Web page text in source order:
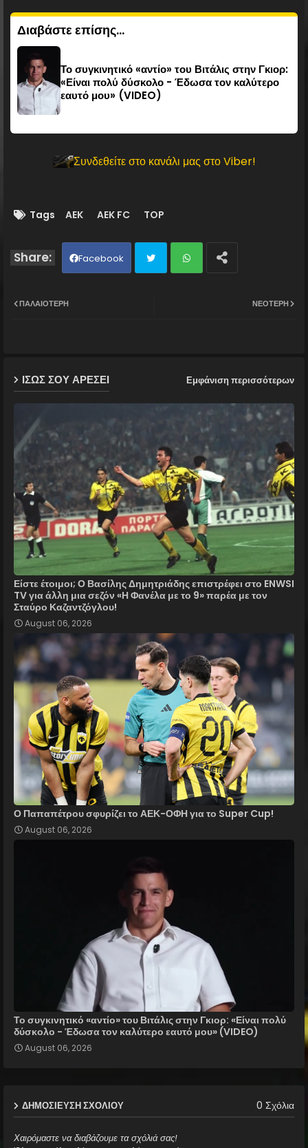
Διαβάστε επίσης...
Το συγκινητικό «αντίο» του Βιτάλις στην Γκιορ:
«Είναι πολύ δύσκολο - Έδωσα τον καλύτερο
εαυτό μου» (VIDEO)
Συνδεθείτε στο κανάλι μας στο Viber!
Tags AEK AEK FC TOP
Facebook
p
ΝΕΌΤΕΡΗ
ΠΑΛΑΙΌΤΕΡΗ
ΙΣΩΣ ΣΟΥ ΑΡΕΣΕΙ Εμφάνιση περισσότερων
Είστε έτοιμοι; Ο Βασίλης Δημητριάδης επιστρέφει στο ENWSI
TV για άλλη μια σεζόν «Η Φανέλα με το 9» παρέα με τον
Σταύρο Καζαντζόγλου!
August 06, 2026
Ο Παπαπέτρου σφυρίζει το ΑΕΚ-ΟΦΗ για το Super Cup!
August 06, 2026
Το συγκινητικό «αντίο» του Βιτάλις στην Γκιορ: «Είναι πολύ
δύσκολο - Έδωσα τον καλύτερο εαυτό μου» (VIDEO)
August 06, 2026
ΔΗΜΟΣΊΕΥΣΗ ΣΧΟΛΊΟΥ 0 Σχόλια
Χαιρόμαστε να διαβάζουμε τα σχόλιά σας!